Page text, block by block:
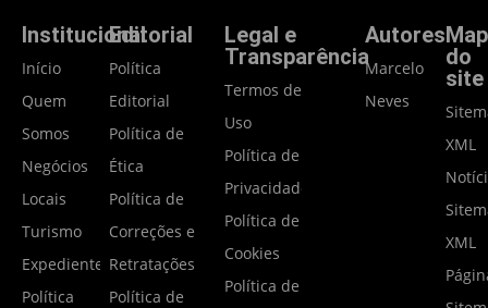
Institucional
Início
Quem
Somos
Negócios
Locais
Turismo
Expediente
Política
Editorial
Política
Editorial
Política de
Ética
Política de
Correções e
Retratações
Política de
Legal e
Transparência
Termos de
Uso
Política de
Privacidade
Política de
Cookies
Política de
Autores
Marcelo
Neves
do
site
XML
XML